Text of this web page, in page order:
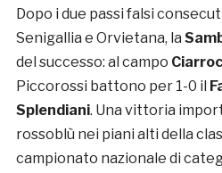
Dopo i due passi falsi
Senigallia e Orvietana, la
del successo: al campo
Piccorossi battono per 1-0 il
Splendiani. Una vittoria
rossoblù nei piani alti della
campionato nazionale di